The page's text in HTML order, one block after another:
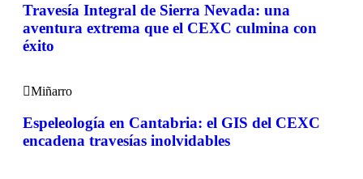
Travesía Integral de Sierra Nevada: una
aventura extrema que el CEXC culmina con
éxito
Miñarro
Espeleología en Cantabria: el GIS del CEXC
encadena travesías inolvidables